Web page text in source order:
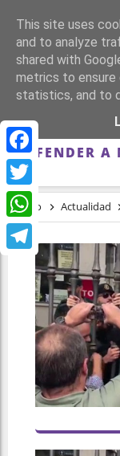
Facebook
Twitter
WhatsApp
Telegram
VÍDEO: ASÍ
AL VALLE DE
DEFENDER
Inicio Actualidad
This site uses
and to analyze
shared with
metrics to ensure
statistics, and to